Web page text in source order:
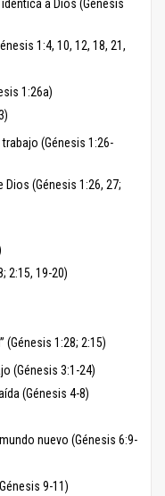
a Dios (Génesis
1:4, 10, 12, 18, 21,
1:26a)
(Génesis 1:26-
(Génesis 1:26, 27;
2:15, 19-20)
(Génesis 1:28; 2:15)
(Génesis 3:1-24)
(Génesis 4-8)
nuevo (Génesis 6:9-
9-11)